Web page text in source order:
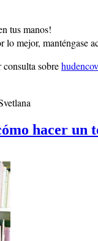
tus manos!
lo mejor, manténgase
sobre
hacer un